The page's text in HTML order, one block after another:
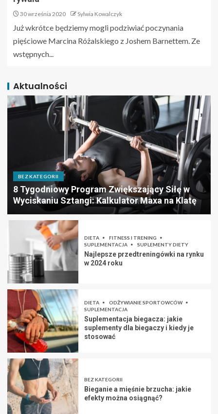
30 września 2020 Sylwia Kowalczyk
Już wkrótce będziemy mogli podziwiać poczynania
pięściowe Marcina Różalskiego z Joshem Barnettem. Ze
wstępnych...
Aktualności
BEZ KATEGORII
8 Tygodniowy Program Zwiększający Siłę w
Wyciskaniu Sztangi: Kalkulator Maxa na Klatę
DIETA
FITNESS I TRENING
SUPLEMENTACJA
SUPLEMENTY DIETY
Najlepsze przedtreningówki na rynku
w 2024 roku
DIETA
ODŻYWIANIE SPORTOWCÓW
SUPLEMENTACJA
Suplementacja biegacza: jakie
suplementy dla biegaczy i kiedy je
stosować
BEZ KATEGORII
Bieganie a mięśnie brzucha: jakie
efekty można osiągnąć?